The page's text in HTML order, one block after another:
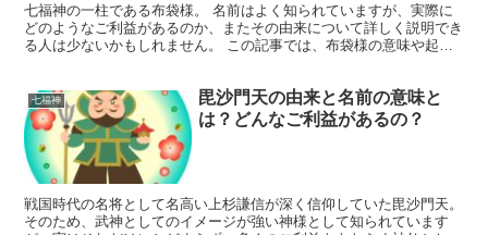
七福神の一柱である布袋様。 名前はよく知られていますが、実際に
どのようなご利益があるのか、またその由来について詳しく説明でき
る人は少ないかもしれません。 この記事では、布袋様の意味や起
七福神
毘沙門天の由来と名前の意味と
は？どんなご利益があるの？
戦国時代の名将として名高い上杉謙信が深く信仰していた毘沙門天。
そのため、武神としてのイメージが強い神様として知られています